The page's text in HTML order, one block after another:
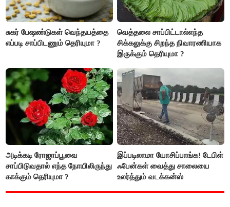
சுகர் பேஷண்டுகள் வெந்தயத்தை
எப்படி சாப்பிடணும் தெரியுமா ?
வெத்தலை சாப்பிட்டால்எந்த
சிக்கலுக்கு சிறந்த நிவாரணியாக
இருக்கும் தெரியுமா ?
அடிக்கடி ரோஜாப்பூவை
சாப்பிடுவதால் எந்த நோயிலிருந்து
காக்கும் தெரியுமா ?
இப்படிலாமா யோசிப்பாங்க! டேபிள்
ஃபேன்கள் வைத்து சாலையை
உலர்த்தும் வடக்கன்ஸ்